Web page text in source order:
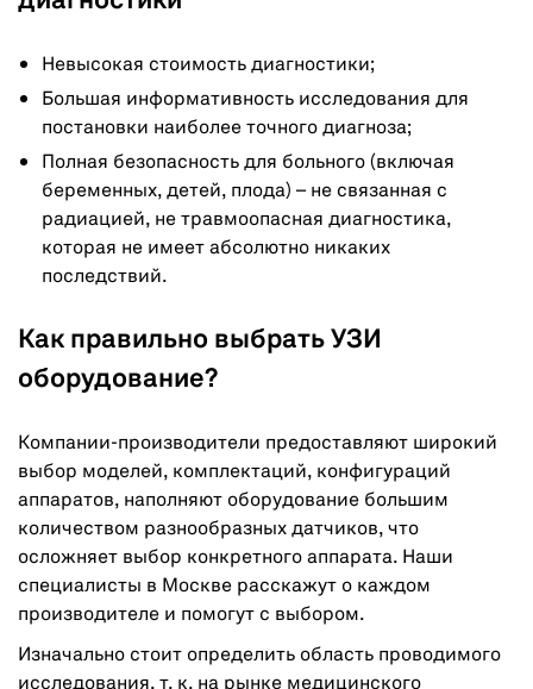
Невысокая стоимость диагностики;
Большая информативность исследования для
постановки наиболее точного диагноза;
Полная безопасность для больного (включая
беременных, детей, плода) – не связанная с
радиацией, не травмоопасная диагностика,
которая не имеет абсолютно никаких
последствий.
Как правильно выбрать УЗИ
оборудование?
Компании-производители предоставляют широкий
выбор моделей, комплектаций, конфигураций
аппаратов, наполняют оборудование большим
количеством разнообразных датчиков, что
осложняет выбор конкретного аппарата. Наши
специалисты в Москве расскажут о каждом
производителе и помогут с выбором.
Изначально стоит определить область проводимого
исследования, т. к. на рынке медицинского